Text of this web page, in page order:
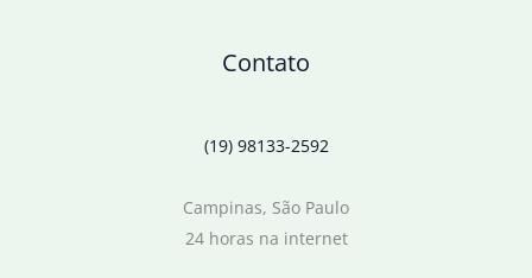
Contato
(19) 98133-2592
Campinas, São Paulo
24 horas na internet